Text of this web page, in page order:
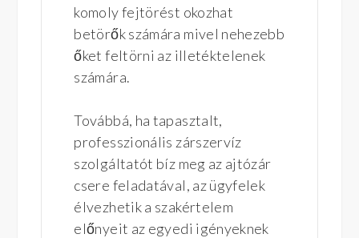
komoly fejtörést okozhat
betörők számára mivel nehezebb
őket feltörni az illetéktelenek
számára.
Továbbá, ha tapasztalt,
professzionális zárszervíz
szolgáltatót bíz meg az ajtózár
csere feladatával, az ügyfelek
élvezhetik a szakértelem
előnyeit az egyedi igényeknek